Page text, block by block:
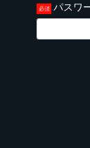
パスワ